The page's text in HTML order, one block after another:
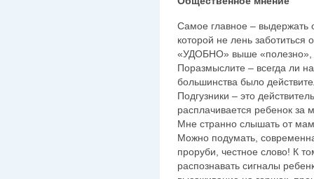
Самое главное –
которой не лень заботиться
«УДОБНО» выше «полезно»,
Поразмыслите – всегда ли
большинства было
Подгузники – это
расплачивается ребенок за
Мне странно слышать от
Можно подумать,
проруби, честное слово! К
распознавать сигналы